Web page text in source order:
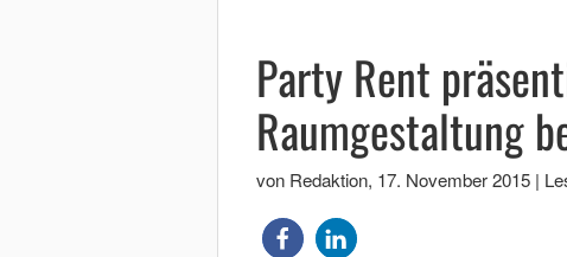
Party Rent
Raumgestaltung
von Redaktion, 17. November 2015 |